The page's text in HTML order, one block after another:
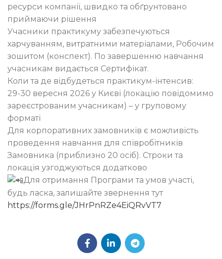
ресурси компанії, швидко та обґрунтовано
приймаючи рішення
Учасники практикуму забезпечуються
харчуванням, витратними матеріалами, Робочим
зошитом (конспект). По завершенню навчання
учасникам видається Сертифікат.
Коли та де відбудеться практикум-інтенсив:
29-30 вересня 2026 у Києві (локацію повідомимо
зареєстрованим учасникам) – у груповому
форматі
Для корпоративних замовників є можливість
проведення навчання для співробітників
Замовника (приблизно 20 осіб). Строки та
локація узгоджуються додатково
Для отримання Програми та умов участі,
будь ласка, залишайте звернення тут
https://forms.gle/JHrPnRZe4EiQRvVT7